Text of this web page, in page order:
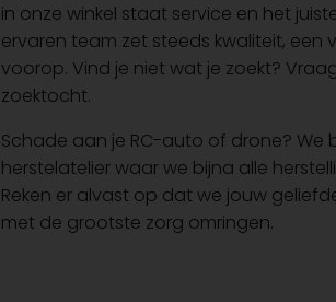
in onze winkel staat service en het
ervaren team zet steeds kwaliteit,
voorop. Vind je niet wat je zoekt?
zoektocht.
Schade aan je RC-auto of drone? We
herstelatelier waar we bijna alle
Reken er alvast op dat we jouw
met de grootste zorg omringen.